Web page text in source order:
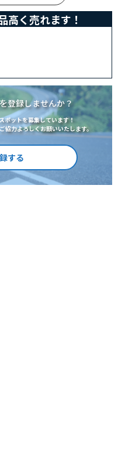
高く売れます！
登録しませんか？
ポットを募集しています！
力よろしくお願いいたします。
する